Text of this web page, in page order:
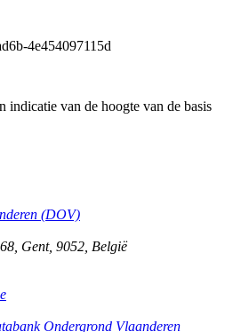
4e454097115d
indicatie van de hoogte van de basis
(DOV)
Gent, 9052 België
Ondergrond Vlaanderen